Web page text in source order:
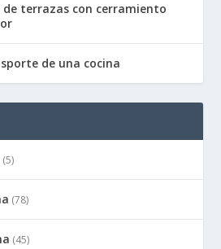
terrazas con cerramiento
de una cocina
(5)
(78)
(45)